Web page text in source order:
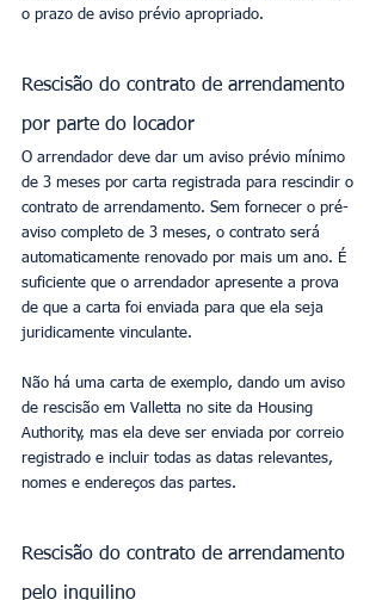
o prazo de aviso prévio apropriado.
Rescisão do contrato de arrendamento
por parte do locador
O arrendador deve dar um aviso prévio mínimo
de 3 meses por carta registrada para rescindir o
contrato de arrendamento. Sem fornecer o pré-
aviso completo de 3 meses, o contrato será
automaticamente renovado por mais um ano. É
suficiente que o arrendador apresente a prova
de que a carta foi enviada para que ela seja
juridicamente vinculante.
Não há uma carta de exemplo, dando um aviso
de rescisão em Valletta no site da Housing
Authority, mas ela deve ser enviada por correio
registrado e incluir todas as datas relevantes,
nomes e endereços das partes.
Rescisão do contrato de arrendamento
pelo inquilino